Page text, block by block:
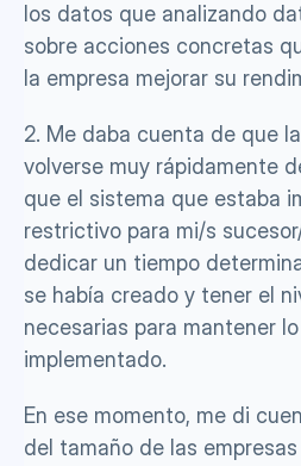
los datos que analizando
sobre acciones concretas
la empresa mejorar su
2. Me daba cuenta de que
volverse muy rápidamente
que el sistema que estaba
restrictivo para mi/s
dedicar un tiempo
se había creado y tener el
necesarias para mantener
implementado.
En ese momento, me di
del tamaño de las